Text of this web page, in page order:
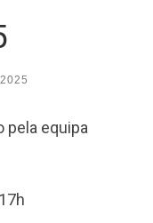
pela equipa